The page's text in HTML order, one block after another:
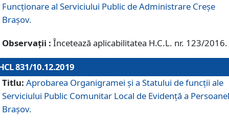
Funcționare al Serviciului Public de Administrare Creșe
Brașov.
Observații : Încetează aplicabilitatea H.C.L. nr. 123/2016.
831/10.12.2019
Titlu: Aprobarea Organigramei și a Statului de funcții ale
Serviciului Public Comunitar Local de Evidență a
Brașov.